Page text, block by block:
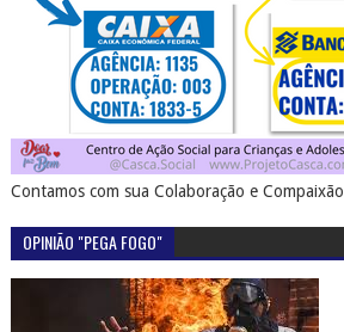
Contamos com sua Colaboração e Compaixão
OPINIÃO "PEGA FOGO"